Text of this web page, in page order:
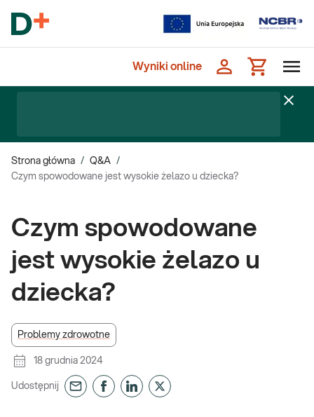
Wyniki online
Strona główna / Q&A /
Czym spowodowane jest wysokie żelazo u dziecka?
Czym spowodowane
jest wysokie żelazo u
dziecka?
Problemy zdrowotne
18 grudnia 2024
Udostępnij